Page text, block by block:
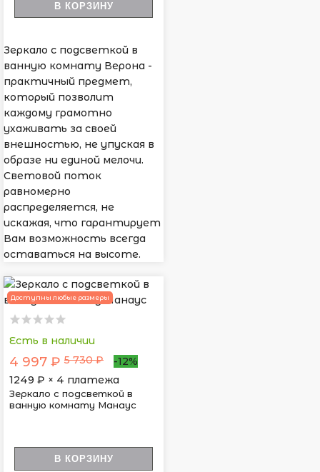
В КОРЗИНУ
Зеркало с подсветкой в
ванную комнату Верона -
практичный предмет,
который позволит
каждому грамотно
ухаживать за своей
внешностью, не упуская в
образе ни единой мелочи.
Световой поток
равномерно
распределяется, не
искажая, что гарантирует
Вам возможность всегда
оставаться на высоте.
Доступны любые размеры
Есть в наличии
4 997 ₽ 5 730 ₽
-12%
1249 ₽ × 4 платежа
Зеркало с подсветкой в
ванную комнату Манаус
В КОРЗИНУ